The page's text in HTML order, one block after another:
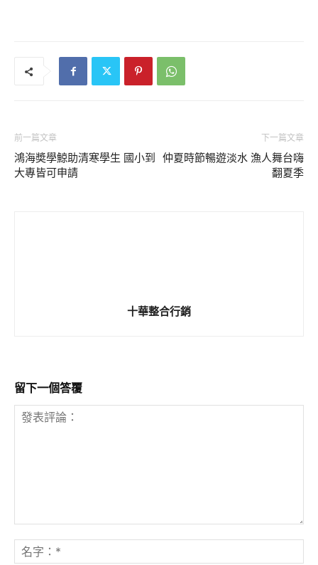
前一篇文章
鴻海奬學鯨助清寒學生 國小到
大專皆可申請
下一篇文章
仲夏時節暢遊淡水 漁人舞台嗨
翻夏季
十華整合行銷
留下一個答覆